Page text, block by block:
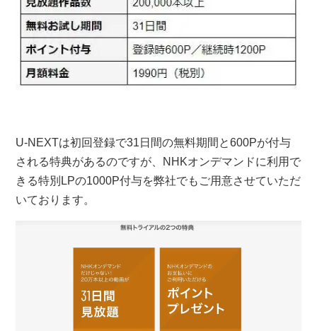
U-NEXTは初回登録で31日間の無料期間と600Pが付与
される特典があるのですが、NHKオンデマンドに利用で
きる特別LPの1000P付与を弊社でもご用意させていただ
いております。